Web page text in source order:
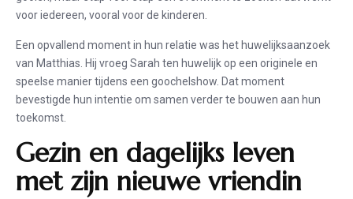
voor iedereen, vooral voor de kinderen.
Een opvallend moment in hun relatie was het huwelijksaanzoek
van Matthias. Hij vroeg Sarah ten huwelijk op een originele en
speelse manier tijdens een goochelshow. Dat moment
bevestigde hun intentie om samen verder te bouwen aan hun
toekomst.
Gezin en dagelijks leven
met zijn nieuwe vriendin